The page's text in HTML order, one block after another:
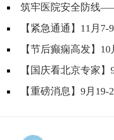
筑牢医院安全防线
防安全培训纪实
【紧急通通】11月
神经内科胡颖教授亲临
【节后癫痫高发】
院陈葵博士免费会诊+
题！
【国庆看北京专家
天坛&首钢医院两大专
【重磅消息】9月
线！